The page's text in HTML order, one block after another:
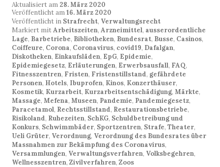
Aktualisiert am 28. März 2020
Veröffentlicht am16. März 2020
Veröffentlicht in Strafrecht, Verwaltungsrecht
Markiert mitArbeitszeiten, Arzneimittel, ausserordentliche
Lage, Barbetriebe, Bibliotheken, Bundesrat, Busse, Casinos,
Coiffeure, Corona, Coronavirus, covid19, Dafalgan,
Diskotheken, Einkaufsläden, EpG, Epidemie,
Epidemiegesetz, Erläuterungen, Erwerbsausfall, FAQ,
Fitnesszentren, Fristen, Fristenstillstand, gefährdete
Personen, Hotels, Ibuprofen, Kinos, Konzerthäuser,
Kosmetik, Kurzarbeit, Kurzarbeitsentschädigung, Märkte,
Massage, Mefena, Museen, Pandemie, Pandemiegesetz,
Paracetamol, Rechtsstillstand, Restaurationsbetriebe,
Risikoland, Ruhezeiten, SchKG, Schuldbetreibung und
Konkurs, Schwimmbäder, Sportzentren, Strafe, Theater,
Ueli Grüter, Verordnung, Verordnung des Bundesrates über
Massnahmen zur Bekämpfung des Coronavirus,
Versammlungen, Verwaltungsverfahren, Volksbegehren,
Wellnesszentren, Zivilverfahren, Zoos